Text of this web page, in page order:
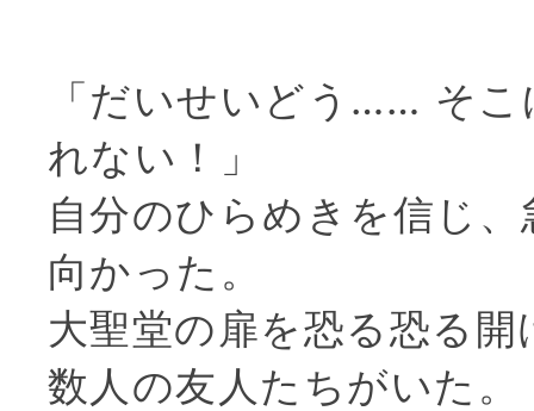
「だいせいどう…… そ
れない！」
自分のひらめきを信じ
向かった。
大聖堂の扉を恐る恐る
数人の友人たちがいた。